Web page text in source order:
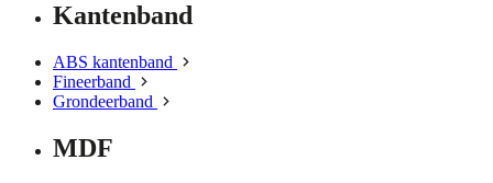
Kantenband
ABS kantenband
Fineerband
Grondeerband
MDF